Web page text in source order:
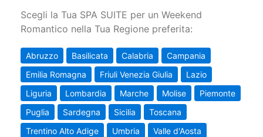
Scegli la Tua SPA SUITE per un Weekend
Romantico nella Tua Regione preferita:
Abruzzo Basilicata Calabria
Campania
Emilia Romagna
Friuli Venezia Giulia
Lazio
Liguria
Lombardia Marche Molise
Piemonte
Puglia
Sardegna Sicilia
Toscana
Trentino Alto Adige
Umbria
Valle d'Aosta